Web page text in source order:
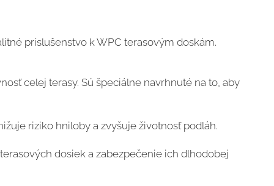
príslušenstvo k WPC terasovým doskám.
celej terasy. Sú špeciálne navrhnuté na to, aby
riziko hniloby a zvyšuje životnosť podláh.
dosiek a zabezpečenie ich dlhodobej